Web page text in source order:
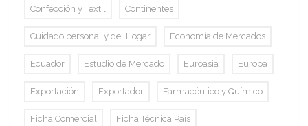
Confección y Textil Continentes
Cuidado personal y del Hogar Economía de Mercados
Ecuador Estudio de Mercado Euroasia Europa
Exportación Exportador Farmacéutico y Químico
Ficha Comercial Ficha Técnica País